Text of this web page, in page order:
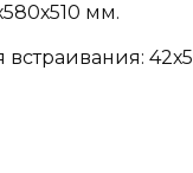
мм.
встраивания: